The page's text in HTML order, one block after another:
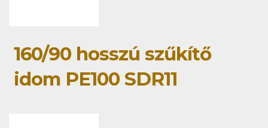
160/90 hosszú szűkítő
idom PE100 SDR11